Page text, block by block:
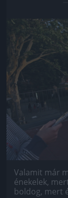
Valamit már
énekelek,
boldog, mert